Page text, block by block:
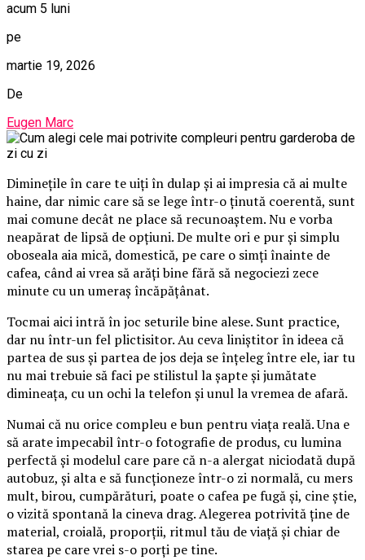
acum 5 luni
pe
martie 19, 2026
De
Eugen Marc
Diminețile în care te uiți în dulap și ai impresia că ai multe
haine, dar nimic care să se lege într-o ținută coerentă, sunt
mai comune decât ne place să recunoaștem. Nu e vorba
neapărat de lipsă de opțiuni. De multe ori e pur și simplu
oboseala aia mică, domestică, pe care o simți înainte de
cafea, când ai vrea să arăți bine fără să negociezi zece
minute cu un umeraș încăpățânat.
Tocmai aici intră în joc seturile bine alese. Sunt practice,
dar nu într-un fel plictisitor. Au ceva liniștitor în ideea că
partea de sus și partea de jos deja se înțeleg între ele, iar tu
nu mai trebuie să faci pe stilistul la șapte și jumătate
dimineața, cu un ochi la telefon și unul la vremea de afară.
Numai că nu orice compleu e bun pentru viața reală. Una e
să arate impecabil într-o fotografie de produs, cu lumina
perfectă și modelul care pare că n-a alergat niciodată după
autobuz, și alta e să funcționeze într-o zi normală, cu mers
mult, birou, cumpărături, poate o cafea pe fugă și, cine știe,
o vizită spontană la cineva drag. Alegerea potrivită ține de
material, croială, proporții, ritmul tău de viață și chiar de
starea pe care vrei s-o porți pe tine.